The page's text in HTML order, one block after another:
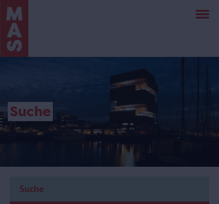
Direkt
zum
Inhalt
Suche